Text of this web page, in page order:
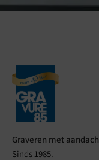
Graveren met
Sinds 1985.